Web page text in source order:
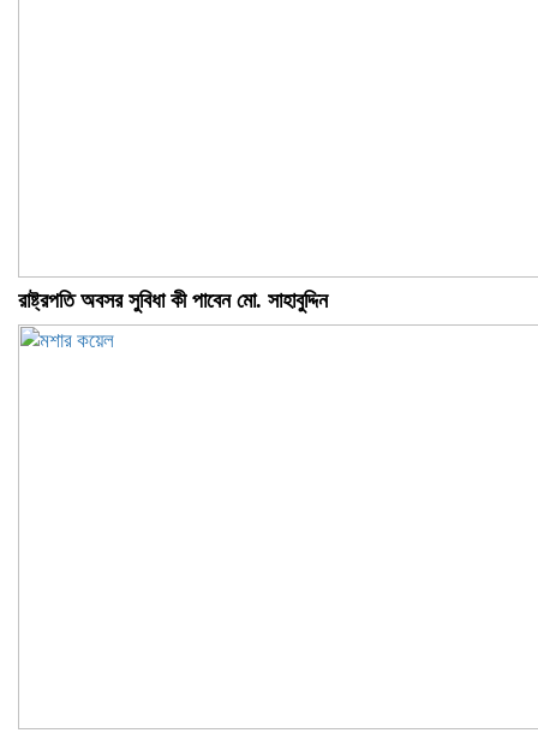
রাষ্ট্রপতি অবসর সুবিধা কী পাবেন মো. সাহাবুদ্দিন